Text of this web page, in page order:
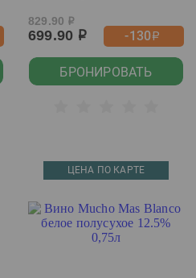
829.90 р
699.90 р -130р
БРОНИРОВАТЬ
ЦЕНА ПО КАРТЕ